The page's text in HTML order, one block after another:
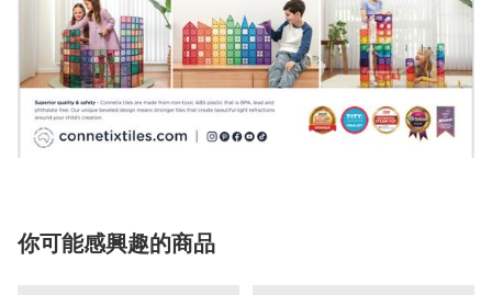
你可能感興趣的商品